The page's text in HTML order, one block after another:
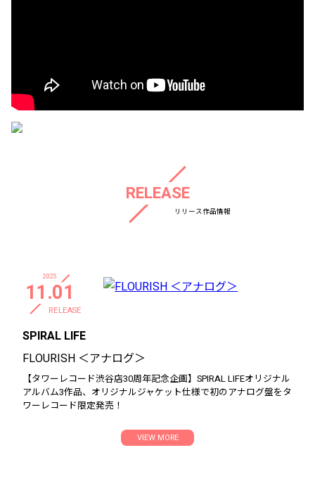
RELEASE
リリース作品情報
2025
11.01
RELEASE
SPIRAL LIFE
FLOURISH ＜アナログ＞
【タワーレコード渋谷店30周年記念企画】SPIRAL LIFEオリジナル
アルバム3作品、オリジナルジャケット仕様で初のアナログ盤をタ
ワーレコード限定発売！
VIEW MORE